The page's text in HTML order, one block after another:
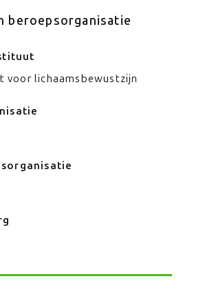
beroepsorganisatie
voor lichaamsbewustzijn